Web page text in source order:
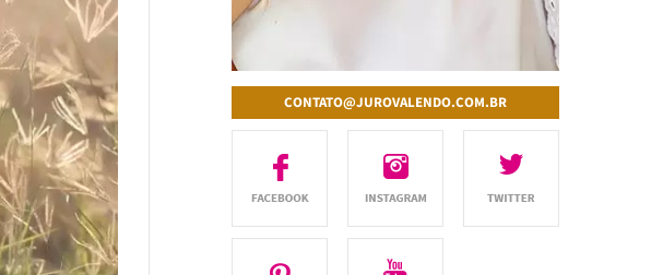
CONTATO@JUROVALENDO.COM.BR